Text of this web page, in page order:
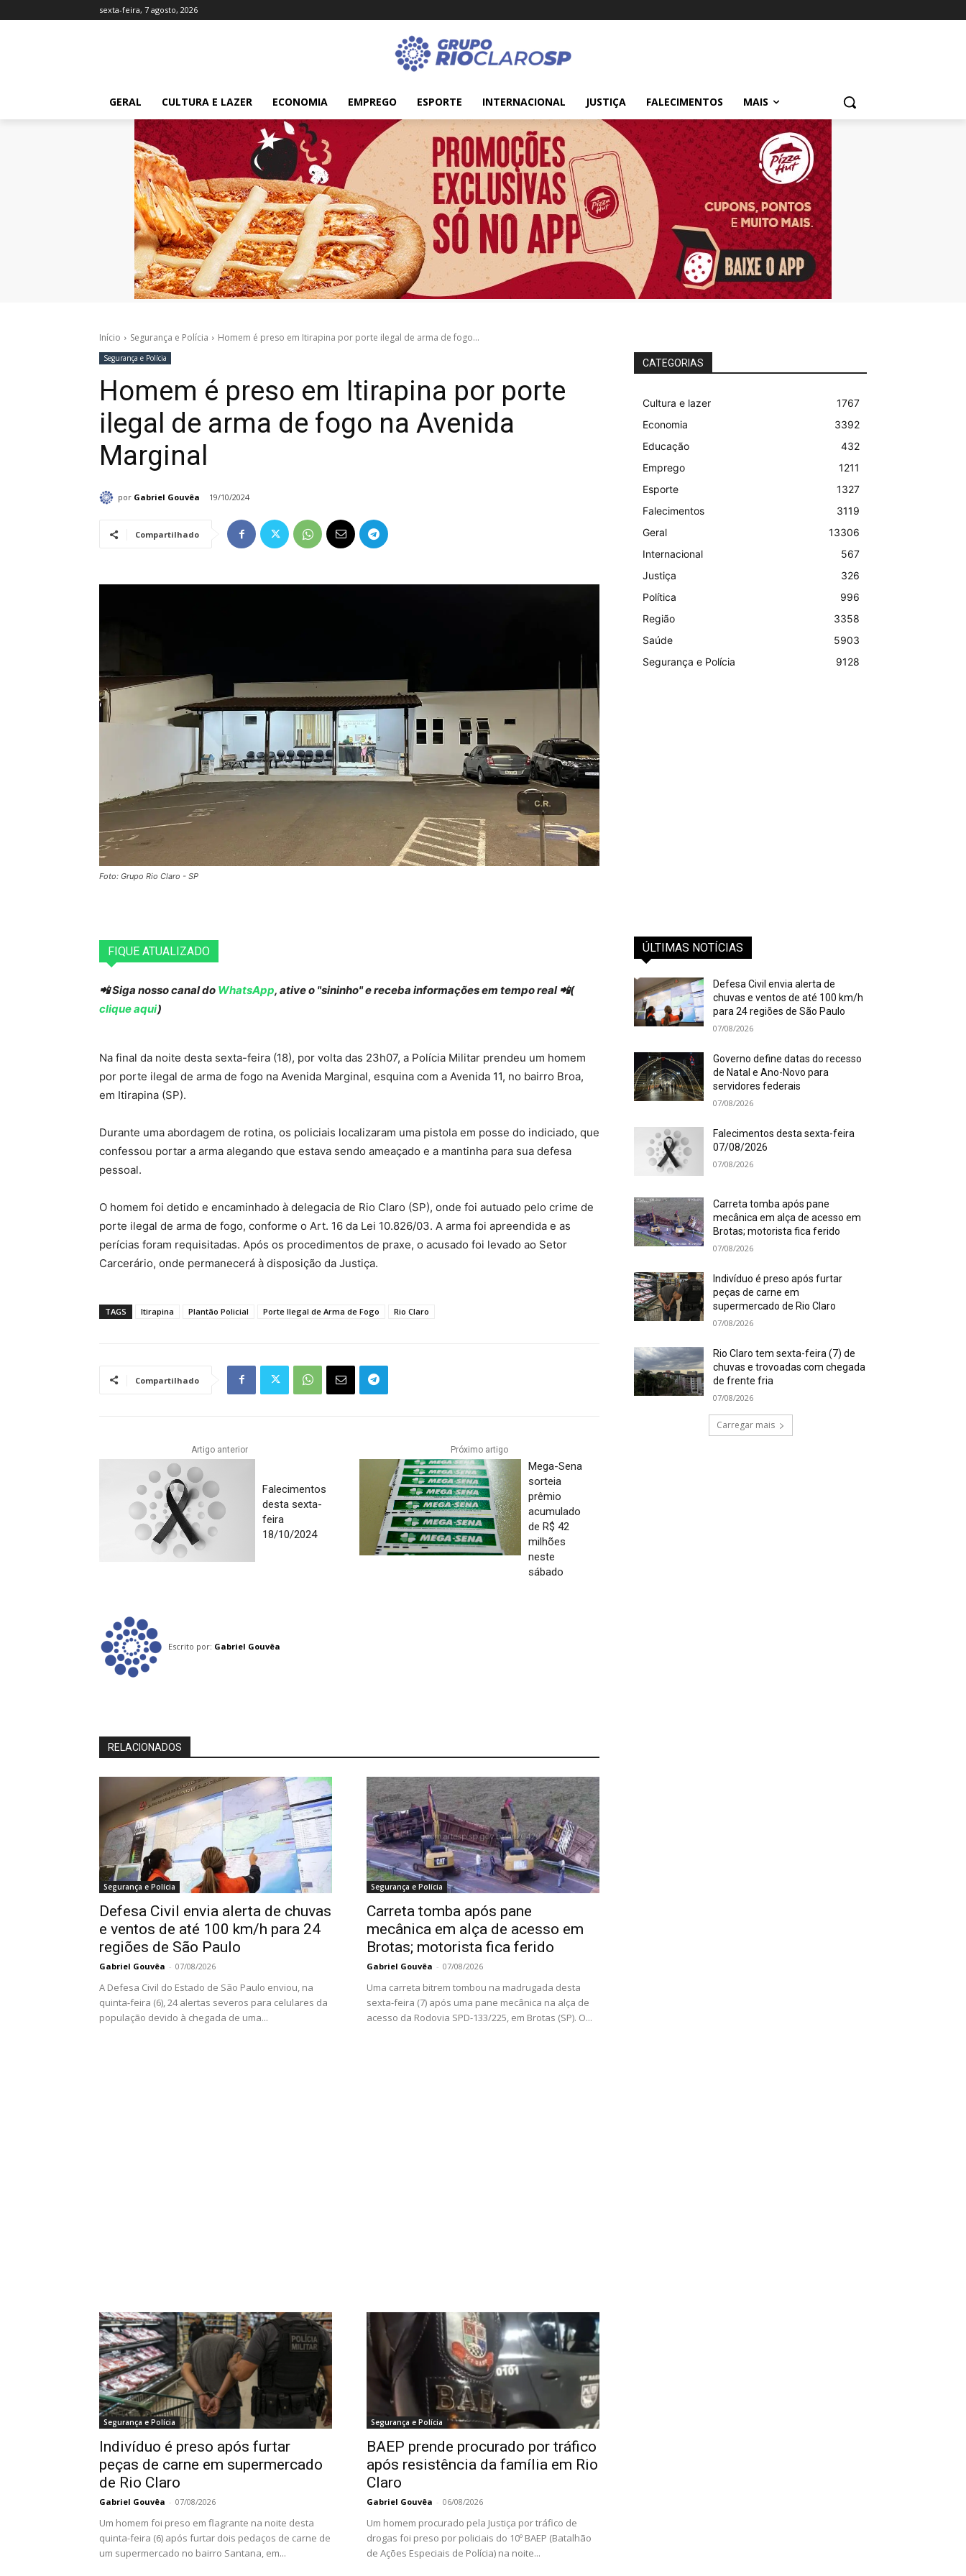
sexta-feira, 7 agosto, 2026
GERAL CULTURA E LAZER ECONOMIA EMPREGO ESPORTE INTERNACIONAL JUSTIÇA FALECIMENTOS MAIS
Início Segurança e Polícia Homem é preso em Itirapina por porte ilegal de arma de fogo...
Segurança e Polícia
Homem é preso em Itirapina por porte
ilegal de arma de fogo na Avenida
Marginal
por Gabriel Gouvêa 19/10/2024
Compartilhado
Foto: Grupo Rio Claro - SP
FIQUE ATUALIZADO
📲 Siga nosso canal do WhatsApp, ative o "sininho" e receba informações em tempo real 📲(
clique aqui)
Na final da noite desta sexta-feira (18), por volta das 23h07, a Polícia Militar prendeu um homem
por porte ilegal de arma de fogo na Avenida Marginal, esquina com a Avenida 11, no bairro Broa,
em Itirapina (SP).
Durante uma abordagem de rotina, os policiais localizaram uma pistola em posse do indiciado, que
confessou portar a arma alegando que estava sendo ameaçado e a mantinha para sua defesa
pessoal.
O homem foi detido e encaminhado à delegacia de Rio Claro (SP), onde foi autuado pelo crime de
porte ilegal de arma de fogo, conforme o Art. 16 da Lei 10.826/03. A arma foi apreendida e as
perícias foram requisitadas. Após os procedimentos de praxe, o acusado foi levado ao Setor
Carcerário, onde permanecerá à disposição da Justiça.
TAGS Itirapina Plantão Policial Porte Ilegal de Arma de Fogo Rio Claro
Compartilhado
Artigo anterior
Falecimentos
desta sexta-
feira
18/10/2024
Próximo artigo
Mega-Sena
sorteia
prêmio
acumulado
de R$ 42
milhões
neste
sábado
Escrito por: Gabriel Gouvêa
RELACIONADOS
Segurança e Polícia
Defesa Civil envia alerta de chuvas
e ventos de até 100 km/h para 24
regiões de São Paulo
Gabriel Gouvêa - 07/08/2026
A Defesa Civil do Estado de São Paulo enviou, na
quinta-feira (6), 24 alertas severos para celulares da
população devido à chegada de uma...
Segurança e Polícia
Carreta tomba após pane
mecânica em alça de acesso em
Brotas; motorista fica ferido
Gabriel Gouvêa - 07/08/2026
Uma carreta bitrem tombou na madrugada desta
sexta-feira (7) após uma pane mecânica na alça de
acesso da Rodovia SPD-133/225, em Brotas (SP). O...
Segurança e Polícia
Indivíduo é preso após furtar
peças de carne em supermercado
de Rio Claro
Gabriel Gouvêa - 07/08/2026
Um homem foi preso em flagrante na noite desta
quinta-feira (6) após furtar dois pedaços de carne de
um supermercado no bairro Santana, em...
Segurança e Polícia
BAEP prende procurado por tráfico
após resistência da família em Rio
Claro
Gabriel Gouvêa - 06/08/2026
Um homem procurado pela Justiça por tráfico de
drogas foi preso por policiais do 10º BAEP (Batalhão
de Ações Especiais de Polícia) na noite...
CATEGORIAS
Cultura e lazer
1767
Economia
3392
Educação
432
Emprego
1211
Esporte
1327
Falecimentos
3119
Geral
13306
Internacional
567
Justiça
326
Política
996
Região
3358
Saúde
5903
Segurança e Polícia
9128
ÚLTIMAS NOTÍCIAS
Defesa Civil envia alerta de
chuvas e ventos de até 100 km/h
para 24 regiões de São Paulo
07/08/2026
Governo define datas do recesso
de Natal e Ano-Novo para
servidores federais
07/08/2026
Falecimentos desta sexta-feira
07/08/2026
07/08/2026
Carreta tomba após pane
mecânica em alça de acesso em
Brotas; motorista fica ferido
07/08/2026
Indivíduo é preso após furtar
peças de carne em
supermercado de Rio Claro
07/08/2026
Rio Claro tem sexta-feira (7) de
chuvas e trovoadas com chegada
de frente fria
07/08/2026
Carregar mais